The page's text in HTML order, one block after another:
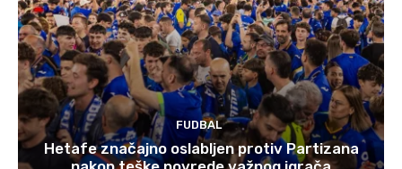
FUDBAL
Hetafe značajno oslabljen protiv Partizana